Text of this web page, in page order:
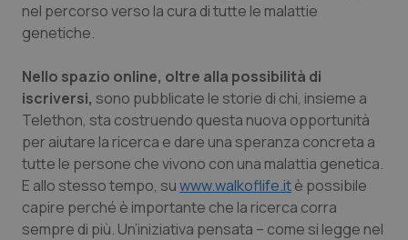
Toscana
Umbria
Valle D’Aosta
Veneto
Obesità
Oftalmologia
Oncodermatologia
Oncoematologia
Oncologia & Nutrizione
nel percorso verso la cura di tutte le malattie
genetiche.
Nello spazio online, oltre alla possibilità di
iscriversi, sono pubblicate le storie di chi, insieme a
Telethon, sta costruendo questa nuova opportunità
per aiutare la ricerca e dare una speranza concreta a
tutte le persone che vivono con una malattia genetica.
E allo stesso tempo, suwww.walkoflife.itè possibile
capire perché è importante che la ricerca corra
sempre di più. Un’iniziativa pensata – come si legge nel